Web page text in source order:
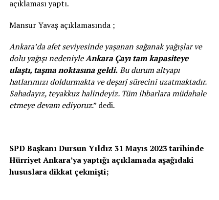
açıklaması yaptı.
Mansur Yavaş açıklamasında ;
Ankara’da afet seviyesinde yaşanan sağanak yağışlar ve
dolu yağışı nedeniyleAnkara Çayı tam kapasiteye
ulaştı, taşma noktasına geldi. Bu durum altyapı
hatlarımızı doldurmakta ve deşarj sürecini uzatmaktadır.
Sahadayız, teyakkuz halindeyiz. Tüm ihbarlara müdahale
etmeye devam ediyoruz.” dedi.
SPD Başkanı Dursun Yıldız 31 Mayıs 2023 tarihinde
Hürriyet Ankara’ya yaptığı açıklamada aşağıdaki
hususlara dikkat çekmişti;